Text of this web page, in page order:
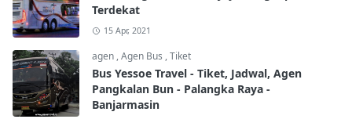
Terdekat
15 Apr, 2021
agen ,Agen Bus ,Tiket
Bus Yessoe Travel - Tiket, Jadwal, Agen
Pangkalan Bun - Palangka Raya -
Banjarmasin